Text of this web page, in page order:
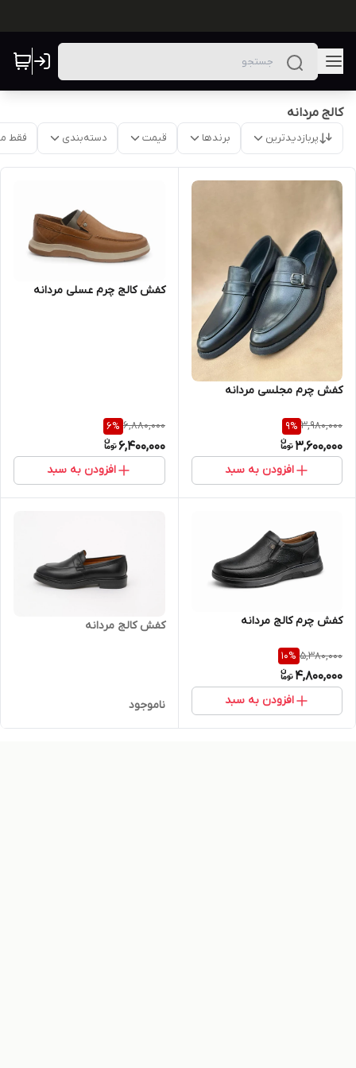
کالج مردانه
پربازدیدترین برندها قیمت دسته‌بندی فقط
کفش چرم مجلسی مردانه
3,980,000
9%
3,600,000
افزودن به سبد
کفش کالج چرم عسلی مردانه
6,880,000
6%
6,400,000
افزودن به سبد
کفش چرم کالج مردانه
5,380,000
10%
4,800,000
افزودن به سبد
کفش کالج مردانه
ناموجود